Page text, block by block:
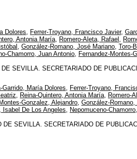
Dolores, Ferrer-Troyano, Francisco Javier,
Antonia María, Romero-Aleta, Rafael ,
, González-Romano, José Mariano, Toro-
Chamorro, Juan Antonio, Fernandez-Montes-
SEVILLA. SECRETARIADO DE
Garrido, María Dolores, Ferrer-Troyano,
, Reina-Quintero, Antonia María, Romero-
Gonzalez, Alejandro, González-
Isabel De Los Angeles, Nepomuceno-
DE SEVILLA. SECRETARIADO DE